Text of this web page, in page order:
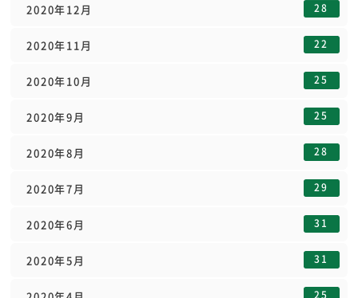
2020年12月 28
2020年11月 22
2020年10月 25
2020年9月 25
2020年8月 28
2020年7月 29
2020年6月 31
2020年5月 31
25